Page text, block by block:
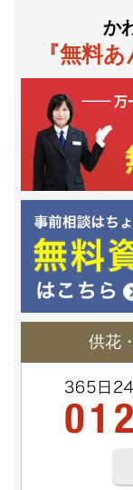
か
『無料
供花